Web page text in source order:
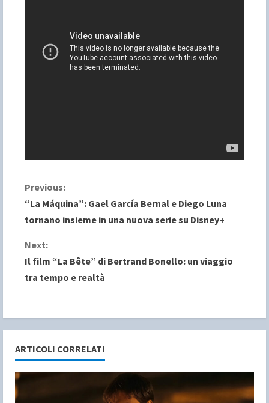
C
o
n
t
n
u
e
Previous:
“La Máquina”: Gael García Bernal e Diego Luna
tornano insieme in una nuova serie su Disney+
Next:
Il film “La Bête” di Bertrand Bonello: un viaggio
tra tempo e realtà
ARTICOLI CORRELATI